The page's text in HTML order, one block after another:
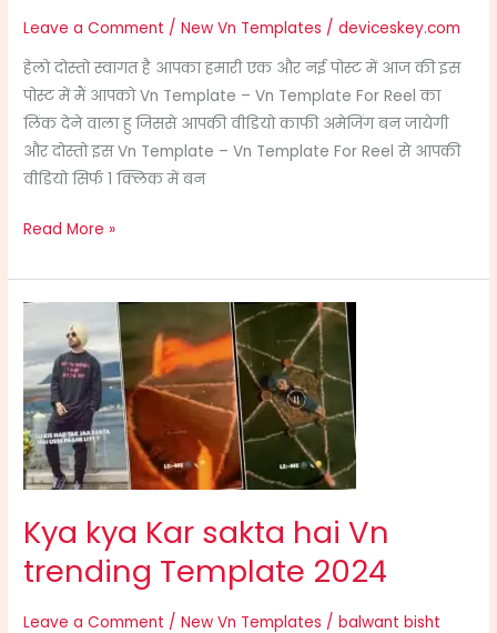
Leave a Comment /New Vn Templates /deviceskey.com
हेलो दोस्तो स्वागत है आपका हमारी एक और नई पोस्ट में आज की इस
पोस्ट में मैं आपको Vn Template – Vn Template For Reel का
लिंक देने वाला हु जिससे आपकी वीडियो काफी अमेजिंग बन जायेगी
और दोस्तो इस Vn Template – Vn Template For Reel से आपकी
वीडियो सिर्फ 1 क्लिक में बन
Read More »
Kya kya Kar sakta hai Vn
trending Template 2024
Leave a Comment /New Vn Templates /balwant bisht
kya
Kar
sakta
hai
Vn
trending
2024